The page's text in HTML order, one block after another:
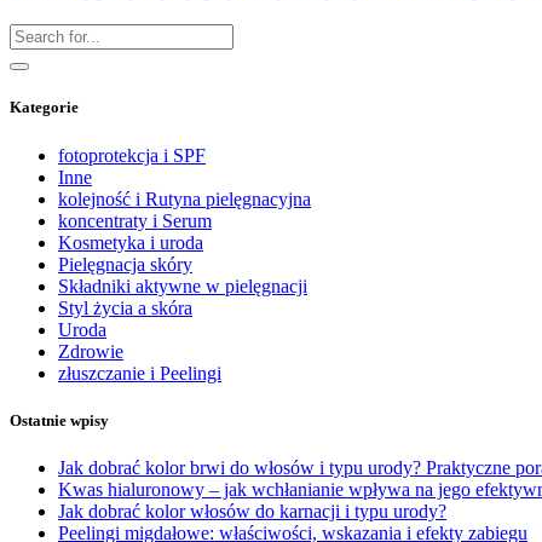
Kategorie
fotoprotekcja i SPF
Inne
kolejność i Rutyna pielęgnacyjna
koncentraty i Serum
Kosmetyka i uroda
Pielęgnacja skóry
Składniki aktywne w pielęgnacji
Styl życia a skóra
Uroda
Zdrowie
złuszczanie i Peelingi
Ostatnie wpisy
Jak dobrać kolor brwi do włosów i typu urody? Praktyczne
Kwas hialuronowy – jak wchłanianie wpływa na jego
Jak dobrać kolor włosów do karnacji i typu urody?
Peelingi migdałowe: właściwości, wskazania i efekty zabiegu